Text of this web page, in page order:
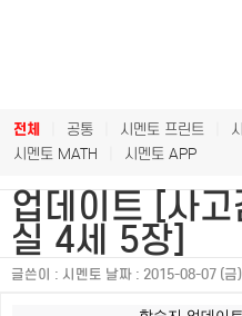
전체 공통 시멘토 프린트
시멘토 MATH
시멘토 APP
업데이트 [사
실 4세 5장]
글쓴이 : 시멘토 날짜 : 2015-08-07 (금